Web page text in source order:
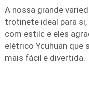
A nossa grande
trotinete ideal para
com estilo e eles
elétrico Youhuan que
mais fácil e divertida.